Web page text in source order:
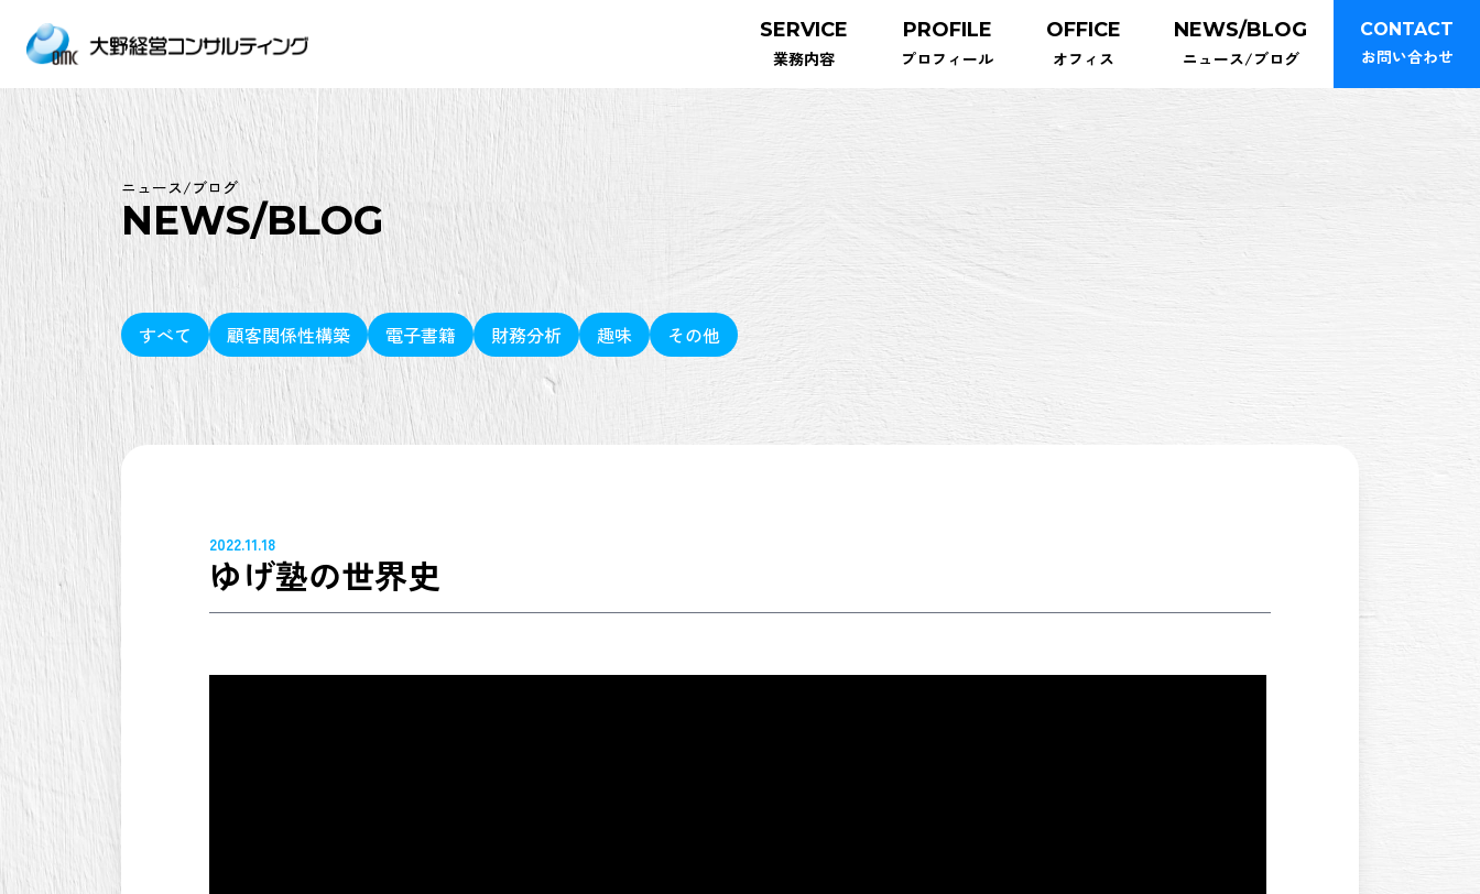
SERVICE
業務内容
PROFILE
プロフィール
OFFICE
オフィス
NEWS/BLOG
ニュース/ブログ
CONTACT
お問い合わせ
ニュース/ブログ
NEWS/BLOG
すべて 顧客関係性構築 電子書籍 財務分析 趣味 その他
2022.11.18
ゆげ塾の世界史